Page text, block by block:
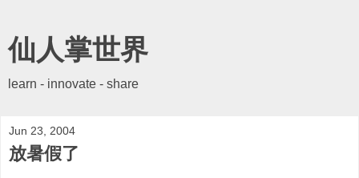
仙人掌世界
learn - innovate - share
Jun 23, 2004
放暑假了